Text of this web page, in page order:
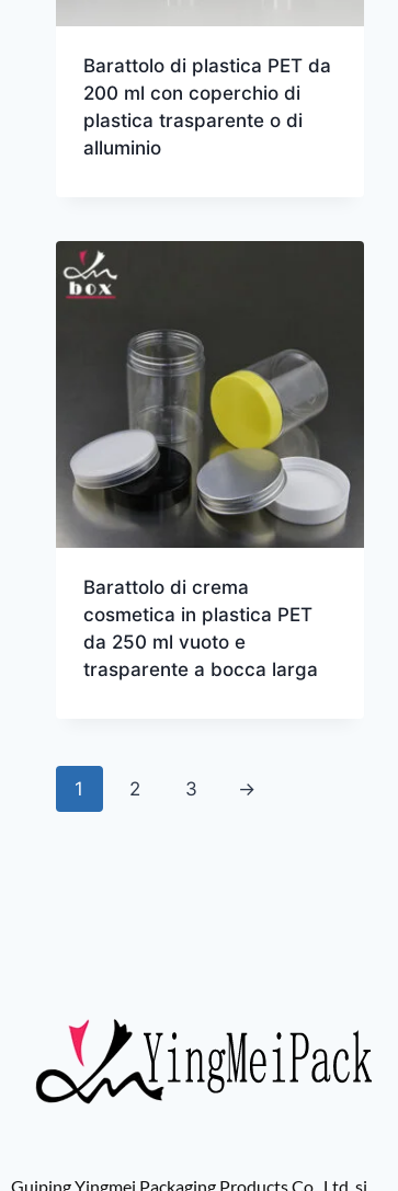
Barattolo di plastica PET da
200 ml con coperchio di
plastica trasparente o di
alluminio
Barattolo di crema
cosmetica in plastica PET
da 250 ml vuoto e
trasparente a bocca larga
1 2 3 →
Guiping Yingmei Packaging Products Co., Ltd. si